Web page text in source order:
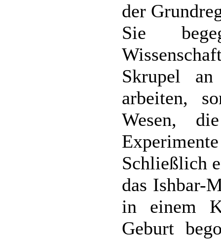
der
Sie
Skrupel
arbeiten,
Wesen,
Schließlich
das Ishbar-
in einem
Geburt